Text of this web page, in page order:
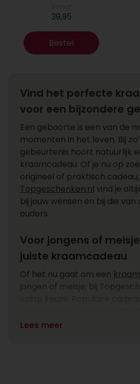
39,95
Bestel
Vind het perfecte
voor een bijzondere
Een geboorte is een van de
momenten in het leven. Bij
gebeurtenis hoort natuurlijk
kraamcadeau. Of je nu op
origineel of praktisch cadeau,
Topgeschenken.nl vind je
bij jouw wensen en bij die
ouders.
Voor jongens of
juiste kraamcadeau
Of het nu gaat om een
jongen of meisje, bij
speelkubus of een zachte
Lees meer